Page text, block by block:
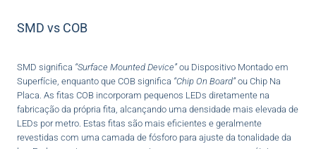
SMD vs COB
SMD significa “Surface Mounted Device”ou Dispositivo Montado em
Superfície, enquanto que COB significa “Chip On Board”ou Chip Na
Placa. As fitas COB incorporam pequenos LEDs diretamente na
fabricação da própria fita, alcançando uma densidade mais elevada de
LEDs por metro. Estas fitas são mais eficientes e geralmente
revestidas com uma camada de fósforo para ajuste da tonalidade da